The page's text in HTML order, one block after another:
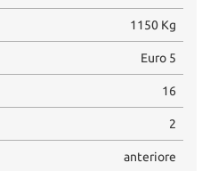
1150 Kg
Euro 5
16
2
anteriore